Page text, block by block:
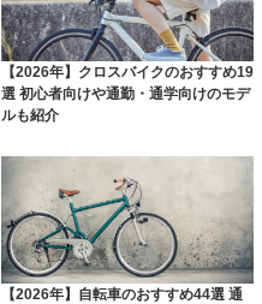
【2026年】クロスバイクのおすすめ19
選 初心者向けや通勤・通学向けのモデ
ルも紹介
【2026年】自転車のおすすめ44選 通